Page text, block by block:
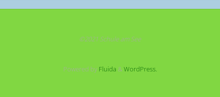
©2021 Schule am See
Powered byFluida &WordPress.